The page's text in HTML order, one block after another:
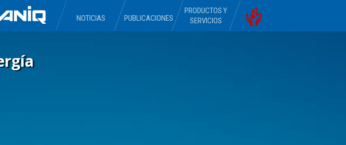
NOTICIAS PUBLICACIONES
PRODUCTOS Y
SERVICIOS